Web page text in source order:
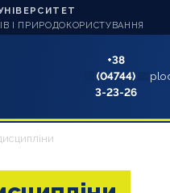
І ПРИРОДОКОРИСТУВАННЯ
+38
(04744)
3-23-26